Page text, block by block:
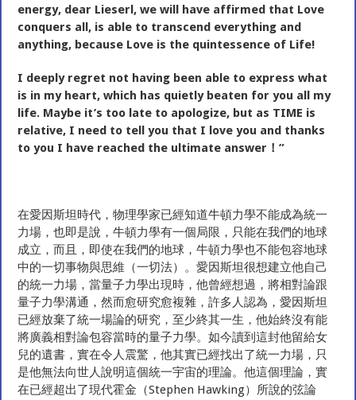
energy, dear Lieserl, we will have affirmed that Love
conquers all, is able to transcend everything and
anything, because Love is the quintessence of Life!
I deeply regret not having been able to express what
is in my heart, which has quietly beaten for you all my
life. Maybe it’s too late to apologize, but as TIME is
relative, I need to tell you that I love you and thanks
to you I have reached the ultimate answer！”
在愛因斯坦時代，物理學家已經知道牛頓力學不能成為統一
力場，也即是說，牛頓力學有一個局限，只能在我們的地球
成立，而且，即使在我們的地球，牛頓力學也不能包容地球
中的一切事物與思維（一切法）。愛因斯坦很想建立他自己
的統一力場，當量子力學出現時，他曾經想過，將相對論跟
量子力學溝通，然而愈研究愈複雜，許多人認為，愛因斯坦
已經放棄了統一場論的研究，至少終其一生，他始終沒有能
將廣義相對論包容當時的量子力學。如今讀到這封他留給女
兒的遺書，實在令人震驚，他其實已經找出了統一力場，只
是他無法向世人說明這個統一宇宙的理論。他這個理論，實
在已經超出了現代霍金（Stephen Hawking）所說的弦論